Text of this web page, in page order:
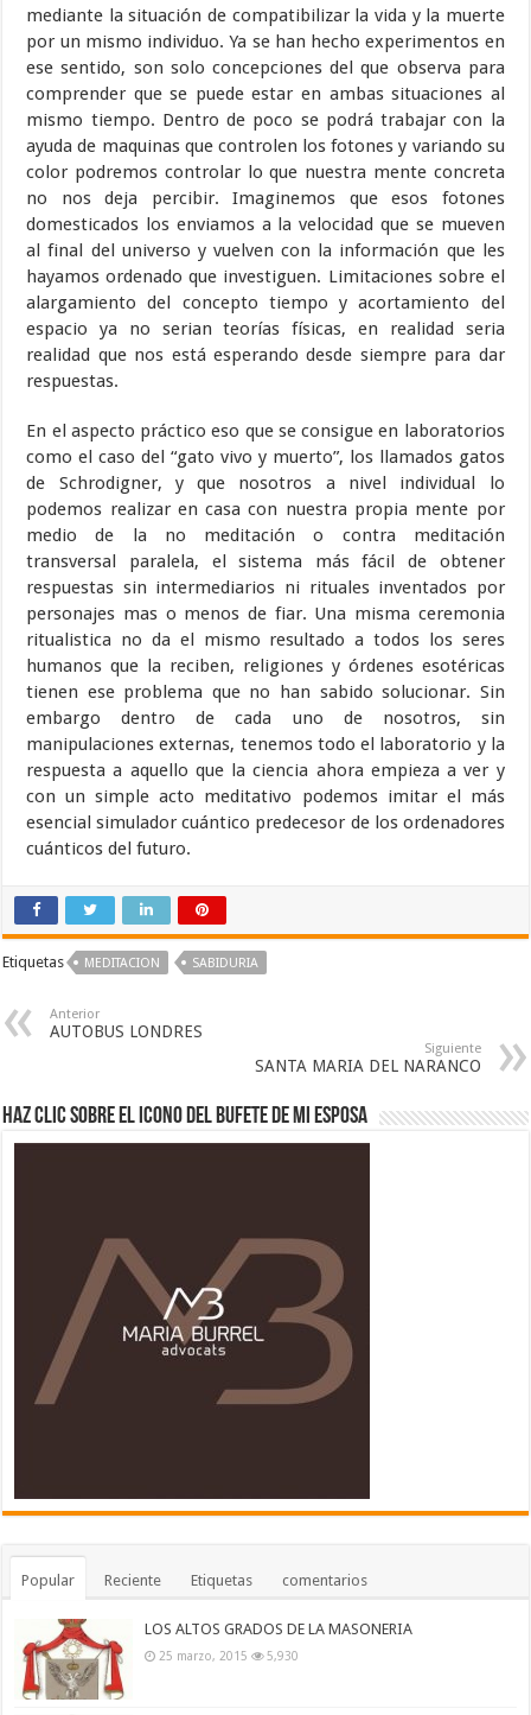
mediante la situación de compatibilizar la vida y la muerte
por un mismo individuo. Ya se han hecho experimentos en
ese sentido, son solo concepciones del que observa para
comprender que se puede estar en ambas situaciones al
mismo tiempo. Dentro de poco se podrá trabajar con la
ayuda de maquinas que controlen los fotones y variando su
color podremos controlar lo que nuestra mente concreta
no nos deja percibir. Imaginemos que esos fotones
domesticados los enviamos a la velocidad que se mueven
al final del universo y vuelven con la información que les
hayamos ordenado que investiguen. Limitaciones sobre el
alargamiento del concepto tiempo y acortamiento del
espacio ya no serian teorías físicas, en realidad seria
realidad que nos está esperando desde siempre para dar
respuestas.
En el aspecto práctico eso que se consigue en laboratorios
como el caso del “gato vivo y muerto”, los llamados gatos
de Schrodigner, y que nosotros a nivel individual lo
podemos realizar en casa con nuestra propia mente por
medio de la no meditación o contra meditación
transversal paralela, el sistema más fácil de obtener
respuestas sin intermediarios ni rituales inventados por
personajes mas o menos de fiar. Una misma ceremonia
ritualistica no da el mismo resultado a todos los seres
humanos que la reciben, religiones y órdenes esotéricas
tienen ese problema que no han sabido solucionar. Sin
embargo dentro de cada uno de nosotros, sin
manipulaciones externas, tenemos todo el laboratorio y la
respuesta a aquello que la ciencia ahora empieza a ver y
con un simple acto meditativo podemos imitar el más
esencial simulador cuántico predecesor de los ordenadores
cuánticos del futuro.
Etiquetas MEDITACION SABIDURIA
Anterior
AUTOBUS LONDRES
Siguiente
SANTA MARIA DEL NARANCO
Haz clic sobre el icono del Bufete de mi esposa
Popular Reciente Etiquetas comentarios
LOS ALTOS GRADOS DE LA MASONERIA
25 marzo, 2015 5,930